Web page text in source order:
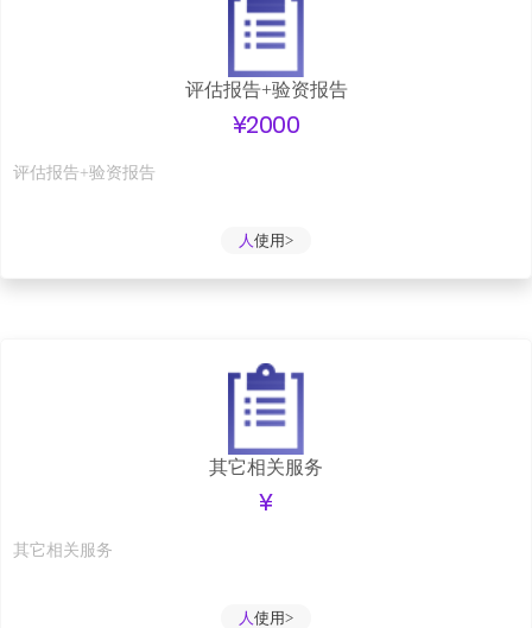
评估报告+验资报告
¥2000
评估报告+验资报告
人使用>
其它相关服务
¥
其它相关服务
人使用>